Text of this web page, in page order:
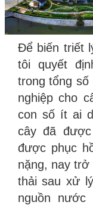
Để biến triết
tôi quyết
trong tổng số
nghiệp cho
con số ít ai
cây đã
được phục
nặng, nay
thải sau xử
nguồn